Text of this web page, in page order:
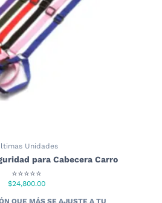
Unidades
para Cabecera Carro
⭐⭐⭐⭐⭐
$24,800.00